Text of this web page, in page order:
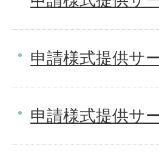
申請様式提供サ
申請様式提供サ